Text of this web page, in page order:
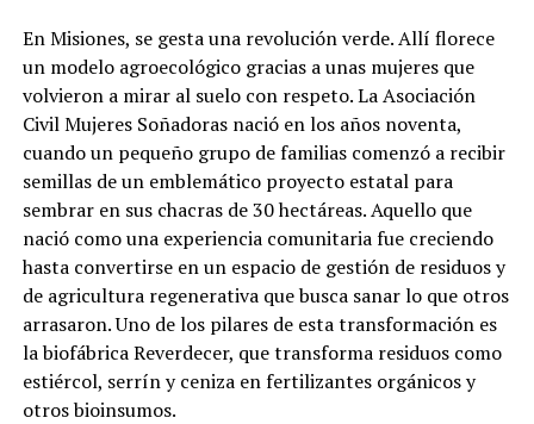
En Misiones, se gesta una revolución verde. Allí florece
un modelo agroecológico gracias a unas mujeres que
volvieron a mirar al suelo con respeto. La Asociación
Civil Mujeres Soñadoras nació en los años noventa,
cuando un pequeño grupo de familias comenzó a recibir
semillas de un emblemático proyecto estatal para
sembrar en sus chacras de 30 hectáreas. Aquello que
nació como una experiencia comunitaria fue creciendo
hasta convertirse en un espacio de gestión de residuos y
de agricultura regenerativa que busca sanar lo que otros
arrasaron. Uno de los pilares de esta transformación es
la biofábrica Reverdecer, que transforma residuos como
estiércol, serrín y ceniza en fertilizantes orgánicos y
otros bioinsumos.